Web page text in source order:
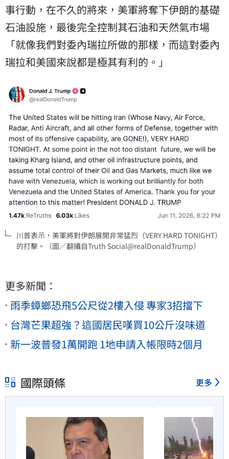
事行動，在不久的將來，美軍將奪下伊朗的基礎
石油設施，最後完全控制其石油和天然氣市場
「就像我們對委內瑞拉所做的那樣，而這對委內
瑞拉和美國來說都是極其有利的。」
川普表示，美軍將對伊朗展開非常猛烈（VERY HARD TONIGHT）
的打擊。（圖／翻攝自Truth Social@realDonaldTrump）
更多新聞：
雨季蟑螂恐飛5公尺從2樓入侵 專家3招擋下
台灣芒果超強？這國居民嘆買10公斤沒味道
新一波普發1萬開跑 1地申請入帳限時2個月
國際頭條 更多